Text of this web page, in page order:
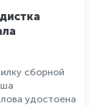
сборной
удостоена